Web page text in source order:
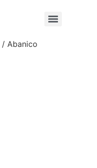
/ Abanico